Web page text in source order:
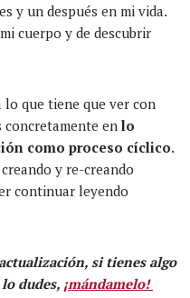
y un después en mi vida.
cuerpo y de descubrir
que tiene que ver con
concretamente en lo
como proceso cíclico.
y re-creando
continuar leyendo
si tienes algo
dudes, ¡mándamelo!